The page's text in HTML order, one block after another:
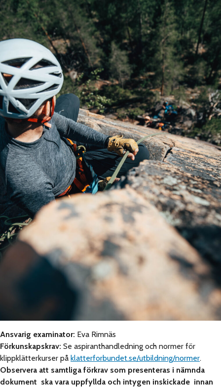
Ansvarig examinator: Eva Rimnäs
Förkunskapskrav: Se aspiranthandledning och normer för
klippklätterkurser påklatterforbundet.se/utbildning/normer.
Observera att samtliga förkrav som presenteras i nämnda
dokument ska vara uppfyllda och intygen inskickade innan